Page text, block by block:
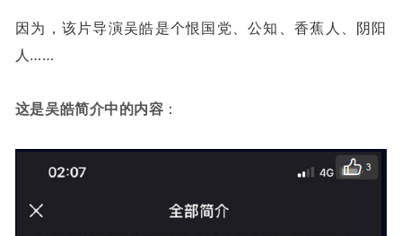
因为，该片导演吴皓是个恨国党、公知、香蕉人、阴阳
人……
这是吴皓简介中的内容 ：